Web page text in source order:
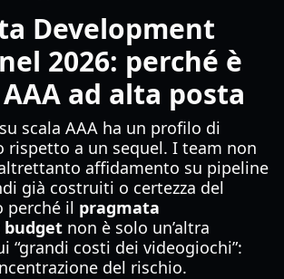
Development
2026: perché è
ad alta posta
scala AAA ha un profilo di
rispetto a un sequel. I team non
affidamento su pipeline
già costruiti o certezza del
perché il pragmata
budget non è solo un’altra
“grandi costi dei videogiochi”:
del rischio.